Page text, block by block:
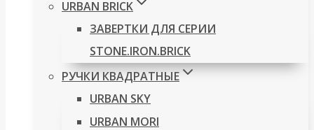
URBAN BRICK
ЗАВЕРТКИ ДЛЯ СЕРИИ
STONE.IRON.BRICK
РУЧКИ КВАДРАТНЫЕ
URBAN SKY
URBAN MORI